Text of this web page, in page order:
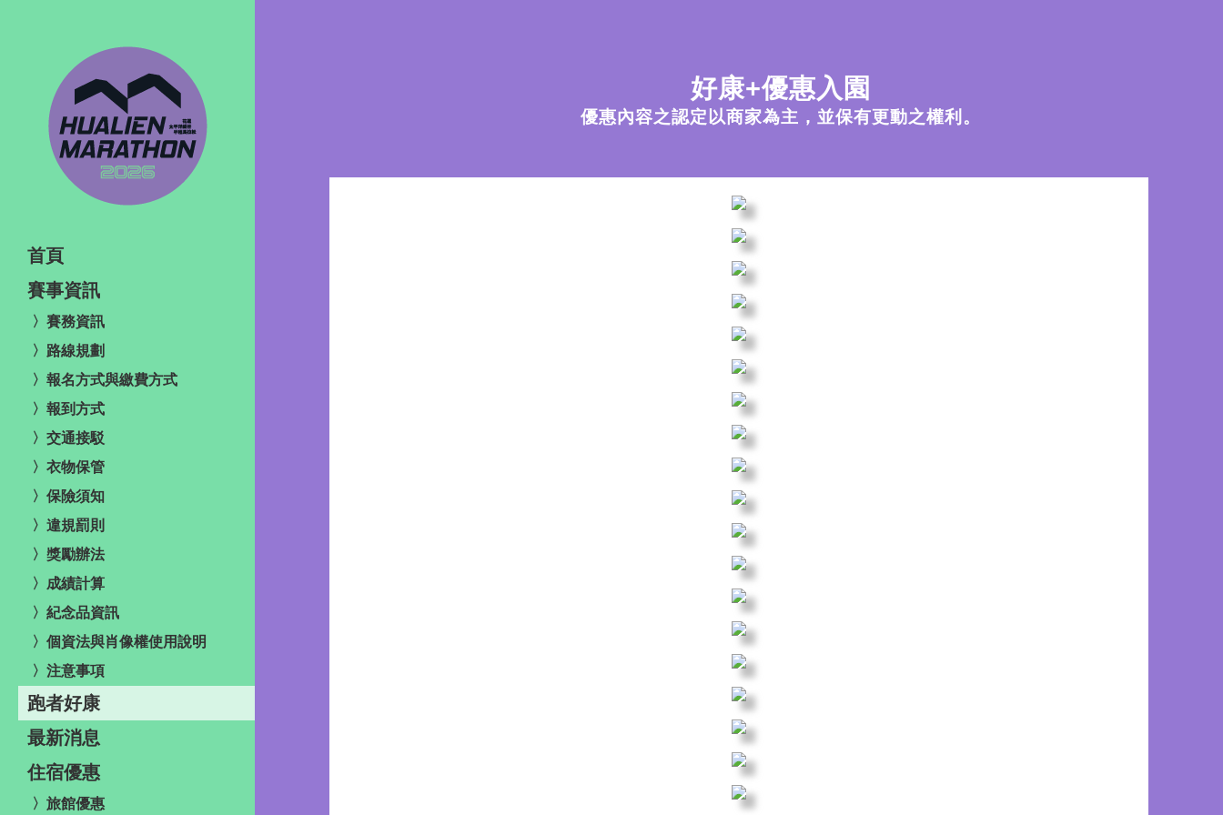
首頁
賽事資訊
〉賽務資訊
〉路線規劃
〉報名方式與繳費方式
〉報到方式
〉交通接駁
〉衣物保管
〉保險須知
〉違規罰則
〉獎勵辦法
〉成績計算
〉紀念品資訊
〉個資法與肖像權使用說明
〉注意事項
跑者好康
最新消息
住宿優惠
〉旅館優惠
好康+優惠入園
優惠內容之認定以商家為主，並保有更動之權利。